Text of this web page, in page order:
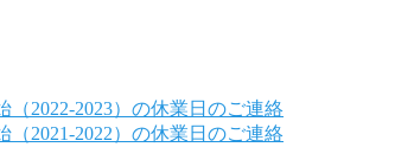
（2022-2023）の休業日のご連絡
（2021-2022）の休業日のご連絡